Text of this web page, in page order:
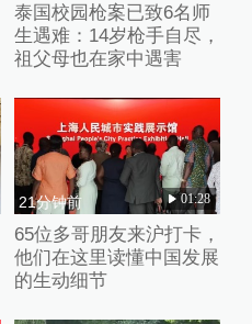
泰国校园枪案已致6名师
生遇难：14岁枪手自尽，
祖父母也在家中遇害
21分钟前 01:28
65位多哥朋友来沪打卡，
他们在这里读懂中国发展
的生动细节